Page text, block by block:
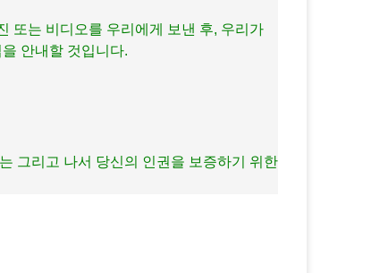
또는 비디오를 우리에게 보낸 후, 우리가
안내할 것입니다.
그리고 나서 당신의 인권을 보증하기 위한